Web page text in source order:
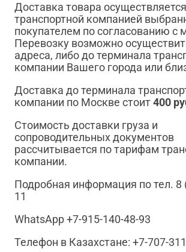
Доставка товара осуществляется
транспортной компанией
покупателем по согласованию с
Перевозку возможно
адреса, либо до терминала
компании Вашего города или
Доставка до терминала
компании по Москве стоит400
Стоимость доставки груза и
сопроводительных документов
рассчитывается по тарифам
компании.
Подробная информация по тел. 8
11
WhatsApp +7-915-140-48-93
Телефон в Казахстане: +7-707-